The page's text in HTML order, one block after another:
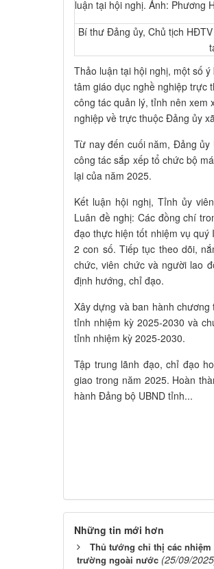
Bí thư Đảng ủy, Chủ tịch
Thảo luận tại hội nghị, một số
tâm giáo dục nghề nghiệp trực
công tác quản lý, tỉnh nên xem
nghiệp về trực thuộc Đảng ủy
Từ nay đến cuối năm, Đảng
công tác sắp xếp tổ chức bộ
lại của năm 2025.
Kết luận hội nghị, Tỉnh ủy
Luân đề nghị: Các đồng chí
đạo thực hiện tốt nhiệm vụ quý
2 con số. Tiếp tục theo dõi,
chức, viên chức và người lao
định hướng, chỉ đạo.
Xây dựng và ban hành
tỉnh nhiệm kỳ 2025-2030 và
tỉnh nhiệm kỳ 2025-2030.
Tập trung lãnh đạo, chỉ đạo
giao trong năm 2025. Hoàn
hành Đảng bộ UBND tỉnh...
Những tin mới hơn
Thủ tướng chỉ thị các
trường ngoài nước (25/09/